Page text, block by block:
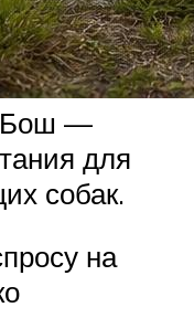
Бош —
для
собак.
на